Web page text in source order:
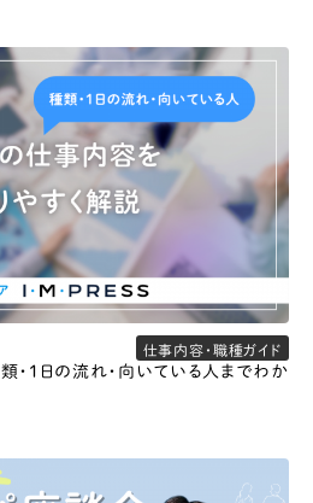
仕事内容・職種ガイド
・1日の流れ・向いている人までわか